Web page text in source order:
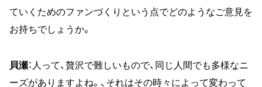
ていくためのファンづくりという点でどのようなご意見を
お持ちでしょうか。
貝瀬：人って、贅沢で難しいもので、同じ人間でも多様なニ
ーズがありますよね。、それはその時々によって変わって